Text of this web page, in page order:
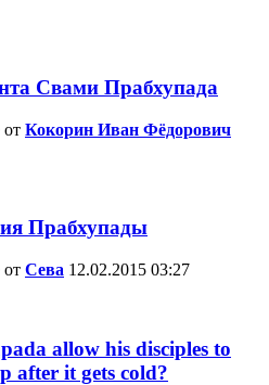
Свами Прабхупада
Кокорин Иван Фёдорович
Прабхупады
Сева 12.02.2015 03:27
allow his disciples to
after it gets cold?